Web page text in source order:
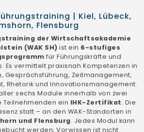
| Kiel, Lübeck,
Flensburg
der Wirtschaftsakademie
(WAK SH) ist ein 6-stufiges
für Führungskräfte und
Es vermittelt praxisnah Kompetenzen in
Gesprächsführung, Zeitmanagement,
Rhetorik und Innovationsmanagement.
sechs Module innerhalb von zwei
Teilnehmenden ein IHK-Zertifikat. Die
statt – an den WAK-Standorten in
und Flensburg. Jedes Modul kann
werden; Vorwissen ist nicht